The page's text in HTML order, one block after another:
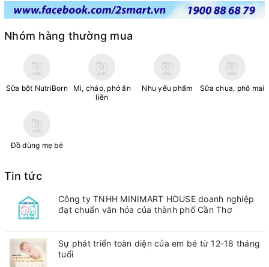
Nhóm hàng thường mua
Sữa bột NutriBorn
Mì, cháo, phở ăn
liền
Nhu yếu phẩm Sữa chua, phô mai
Đồ dùng mẹ bé
Tin tức
Công ty TNHH MINIMART HOUSE doanh nghiệp
đạt chuẩn văn hóa của thành phố Cần Thơ
Sự phát triển toàn diện của em bé từ 12-18 tháng
tuổi